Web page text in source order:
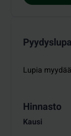
Lupia
Hinnasto
Kausi